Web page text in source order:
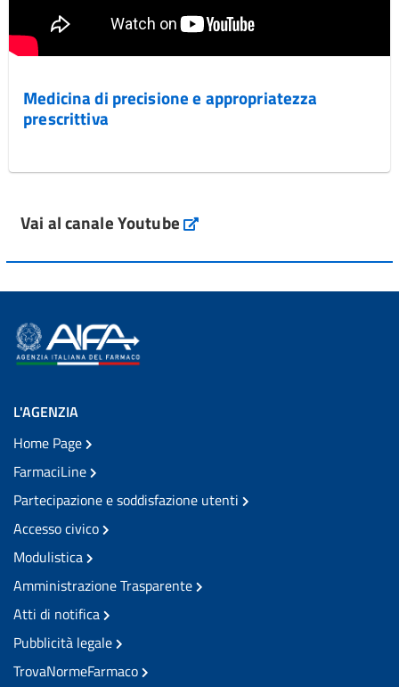
Medicina di precisione e appropriatezza
prescrittiva
Vai al canale Youtube
L'AGENZIA
Home Page
FarmaciLine
Partecipazione e soddisfazione utenti
Accesso civico
Modulistica
Amministrazione Trasparente
Atti di notifica
Pubblicità legale
TrovaNormeFarmaco